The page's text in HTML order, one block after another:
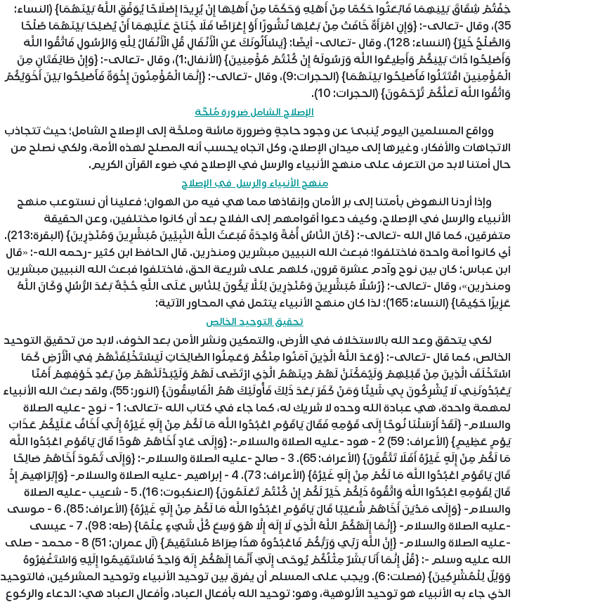
خِفْتُمْ شِقَاقَ بَيْنِهِمَا فَابْعَثُوا حَكَمًا مِنْ أَهْلِهِ وَحَكَمًا مِنْ أَهْلِهَا إِنْ يُرِيدَا إِصْلَاحًا يُوَفِّقِ اللَّهُ بَيْنَهُمَا} (النساء:
35)، وقال -تعالى-: {وَإِنِ امْرَأَةٌ خَافَتْ مِنْ بَعْلِهَا نُشُوزًا أَوْ إِعْرَاضًا فَلَا جُنَاحَ عَلَيْهِمَا أَنْ يُصْلِحَا بَيْنَهُمَا صُلْحًا
وَالصُّلْحُ خَيْرٌ} (النساء: 128). وقال -تعالى- أيضًا: {يَسْأَلُونَكَ عَنِ الْأَنْفَالِ قُلِ الْأَنْفَالُ لِلَّهِ وَالرَّسُولِ فَاتَّقُوا اللَّهَ
وَأَصْلِحُوا ذَاتَ بَيْنِكُمْ وَأَطِيعُوا اللَّهَ وَرَسُولَهُ إِنْ كُنْتُمْ مُؤْمِنِينَ} (الأنفال:1)، وقال -تعالى-: {وَإِنْ طَائِفَتَانِ مِنَ
الْمُؤْمِنِينَ اقْتَتَلُوا فَأَصْلِحُوا بَيْنَهُمَا} (الحجرات:9)، وقال -تعالى-: {إِنَّمَا الْمُؤْمِنُونَ إِخْوَةٌ فَأَصْلِحُوا بَيْنَ أَخَوَيْكُمْ
وَاتَّقُوا اللَّهَ لَعَلَّكُمْ تُرْحَمُونَ} (الحجرات: 10).
الإصلاح الشامل ضرورة مُلحَّة
وواقع المسلمين اليوم يُنبئ عن وجود حاجةٍ وضرورة ماسَّة وملحَّة إلى الإصلاح الشامل؛ حيث تتجاذب
الاتجاهات والأفكار، وغيرها إلى ميدان الإصلاح، وكل اتجاه يحسب أنه المصلح لهذه الأمة، ولكي نصلح من
حال أمتنا لابد من التعرف على منهج الأنبياء والرسل في الإصلاح في ضوء القرآن الكريم.
منهج الأنبياء والرسل في الإصلاح
وإذا أردنا النهوض بأمتنا إلى بر الأمان وإنقاذها مما هي فيه من الهوان؛ فعلينا أن نستوعب منهج
الأنبياء والرسل في الإصلاح، وكيف دعوا أقوامهم إلى الفلاح بعد أن كانوا مختلفين، وعن الحقيقة
متفرقين، كما قال الله -تعالى-: {كَانَ النَّاسُ أُمَّةً وَاحِدَةً فَبَعَثَ اللَّهُ النَّبِيِّينَ مُبَشِّرِينَ وَمُنْذِرِينَ} (البقرة:213).
أي كانوا أمة واحدة فاختلفوا؛ فبعث الله النبيين مبشرين ومنذرين. قال الحافظ ابن كثير -رحمه الله-: «قال
ابن عباس: كان بين نوح وآدم عشرة قرون، كلهم على شريعة الحق، فاختلفوا فبعث الله النبيين مبشرين
ومنذرين»، وقال -تعالى-: {رُسُلًا مُبَشِّرِينَ وَمُنْذِرِينَ لِئَلَّا يَكُونَ لِلنَّاسِ عَلَى اللَّهِ حُجَّةٌ بَعْدَ الرُّسُلِ وَكَانَ اللَّهُ
عَزِيزًا حَكِيمًا} (النساء: 165)؛ لذا كان منهج الأنبياء يتثمل في المحاور الآتية:
تحقيق التوحيد الخالص
لكي يتحقق وعد الله بالاستخلاف في الأرض، والتمكين ونشر الأمن بعد الخوف، لابد من تحقيق التوحيد
الخالص، كما قال -تعالى-: {وَعَدَ اللَّهُ الَّذِينَ آمَنُوا مِنْكُمْ وَعَمِلُوا الصَّالِحَاتِ لَيَسْتَخْلِفَنَّهُمْ فِي الْأَرْضِ كَمَا
اسْتَخْلَفَ الَّذِينَ مِنْ قَبْلِهِمْ وَلَيُمَكِّنَنَّ لَهُمْ دِينَهُمُ الَّذِي ارْتَضَى لَهُمْ وَلَيُبَدِّلَنَّهُمْ مِنْ بَعْدِ خَوْفِهِمْ أَمْنًا
يَعْبُدُونَنِي لَا يُشْرِكُونَ بِي شَيْئًا وَمَنْ كَفَرَ بَعْدَ ذَلِكَ فَأُولَئِكَ هُمُ الْفَاسِقُونَ} (النور: 55)، ولقد بعث الله الأنبياء
لمهمة واحدة، هي عبادة الله وحده لا شريك له، كما جاء في كتاب الله -تعالى: 1 - نوح -عليه الصلاة
والسلام- {لَقَدْ أَرْسَلْنَا نُوحًا إِلَى قَوْمِهِ فَقَالَ يَاقَوْمِ اعْبُدُوا اللَّهَ مَا لَكُمْ مِنْ إِلَهٍ غَيْرُهُ إِنِّي أَخَافُ عَلَيْكُمْ عَذَابَ
يَوْمٍ عَظِيمٍ} (الأعراف: 59) 2 - هود -عليه الصلاة والسلام-: {وَإِلَى عَادٍ أَخَاهُمْ هُودًا قَالَ يَاقَوْمِ اعْبُدُوا اللَّهَ
مَا لَكُمْ مِنْ إِلَهٍ غَيْرُهُ أَفَلَا تَتَّقُونَ} (الأعراف: 65). 3 - صالح -عليه الصلاة والسلام-: {وَإِلَى ثَمُودَ أَخَاهُمْ صَالِحًا
قَالَ يَاقَوْمِ اعْبُدُوا اللَّهَ مَا لَكُمْ مِنْ إِلَهٍ غَيْرُهُ} (الأعراف: 73). 4 - إبراهيم -عليه الصلاة والسلام- {وَإِبْرَاهِيمَ إِذْ
قَالَ لِقَوْمِهِ اعْبُدُوا اللَّهَ وَاتَّقُوهُ ذَلِكُمْ خَيْرٌ لَكُمْ إِنْ كُنْتُمْ تَعْلَمُونَ} (العنكبوت: 16). 5 - شعيب -عليه الصلاة
والسلام- {وَإِلَى مَدْيَنَ أَخَاهُمْ شُعَيْبًا قَالَ يَاقَوْمِ اعْبُدُوا اللَّهَ مَا لَكُمْ مِنْ إِلَهٍ غَيْرُهُ} (الأعراف: 85). 6 - موسى
-عليه الصلاة والسلام- {إِنَّمَا إِلَهُكُمُ اللَّهُ الَّذِي لَا إِلَهَ إِلَّا هُوَ وَسِعَ كُلَّ شَيْءٍ عِلْمًا} (طه: 98). 7 - عيسى
-عليه الصلاة والسلام- {إِنَّ اللَّهَ رَبِّي وَرَبُّكُمْ فَاعْبُدُوهُ هَذَا صِرَاطٌ مُسْتَقِيمٌ} (آل عمران: 51) 8 - محمد - صلى
الله عليه وسلم -: {قُلْ إِنَّمَا أَنَا بَشَرٌ مِثْلُكُمْ يُوحَى إِلَيَّ أَنَّمَا إِلَهُكُمْ إِلَهٌ وَاحِدٌ فَاسْتَقِيمُوا إِلَيْهِ وَاسْتَغْفِرُوهُ
وَوَيْلٌ لِلْمُشْرِكِينَ} (فصلت: 6). ويجب على المسلم أن يفرق بين توحيد الأنبياء وتوحيد المشركين، فالتوحيد
الذي جاء به الأنبياء هو توحيد الألوهية، وهو: توحيد الله بأفعال العباد، وأفعال العباد هي: الدعاء والركوع